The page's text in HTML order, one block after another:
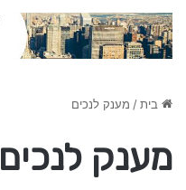
בית/ מענק לנכים
מענק לנכים